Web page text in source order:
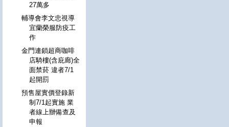
27萬多
輔導會李文忠視導
宜蘭榮服防疫工
作
金門連鎖超商咖啡
店騎樓(含庇廊)全
面禁菸 違者7/1
起開罰
預售屋實價登錄新
制7/1起實施 業
者線上辦備查及
申報